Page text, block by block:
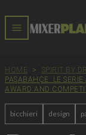
HOME > SPIRIT BY
PAŞABAHÇE: LE
AWARD AND
bicchieri design